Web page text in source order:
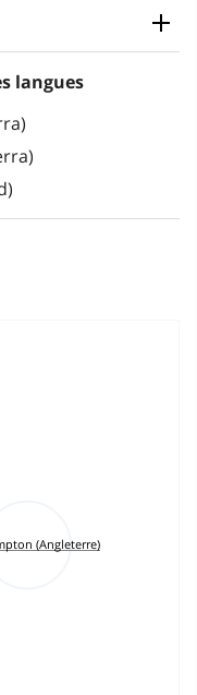
langues
(Angleterre)